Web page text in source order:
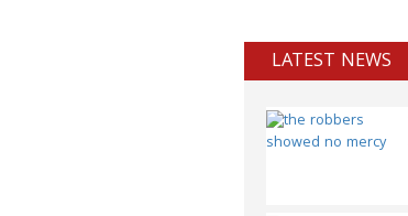
LATEST NEWS